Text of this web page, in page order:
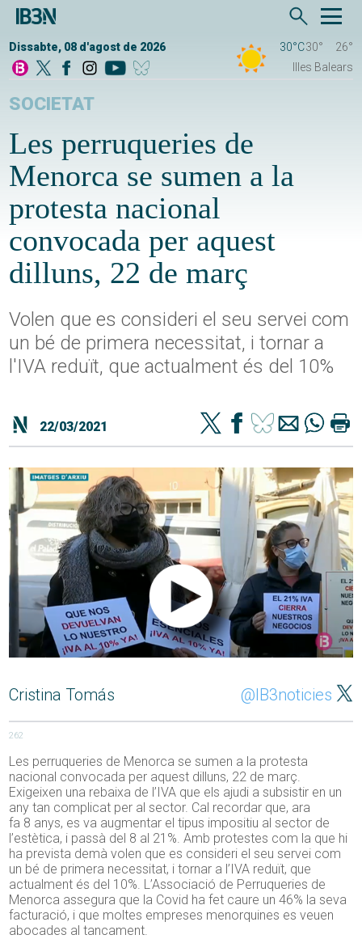
Dissabte, 08 d'agost de 2026 30°C30°
26°
Illes Balears
SOCIETAT
Les perruqueries de
Menorca se sumen a la
protesta nacional
convocada per aquest
dilluns, 22 de març
Volen que es consideri el seu servei com
un bé de primera necessitat, i tornar a
l'IVA reduït, que actualment és del 10%
22/03/2021
Cristina Tomás @IB3noticies
262
Les perruqueries de Menorca se sumen a la protesta
nacional convocada per aquest dilluns, 22 de març.
Exigeixen una rebaixa de l’IVA que els ajudi a subsistir en un
any tan complicat per al sector. Cal recordar que, ara
fa 8 anys, es va augmentar el tipus impositiu al sector de
l’estètica, i passà del 8 al 21%. Amb protestes com la que hi
ha prevista demà volen que es consideri el seu servei com
un bé de primera necessitat, i tornar a l’IVA reduït, que
actualment és del 10%. L’Associació de Perruqueries de
Menorca assegura que la Covid ha fet caure un 46% la seva
facturació, i que moltes empreses menorquines es veuen
abocades al tancament.